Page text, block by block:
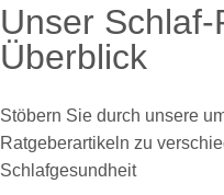
Unser
Überblick
Stöbern Sie durch unsere
Ratgeberartikeln zu
Schlafgesundheit